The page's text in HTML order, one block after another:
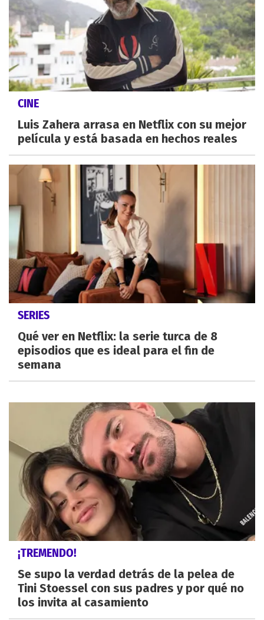
CINE
Luis Zahera arrasa en Netflix con su mejor
película y está basada en hechos reales
SERIES
Qué ver en Netflix: la serie turca de 8
episodios que es ideal para el fin de
semana
¡TREMENDO!
Se supo la verdad detrás de la pelea de
Tini Stoessel con sus padres y por qué no
los invita al casamiento